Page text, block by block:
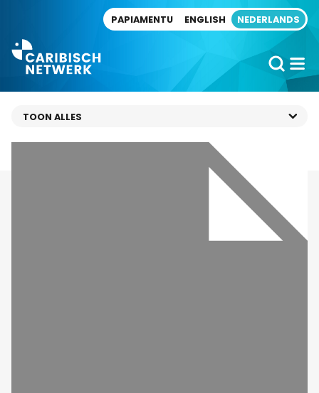
PAPIAMENTU ENGLISH NEDERLANDS